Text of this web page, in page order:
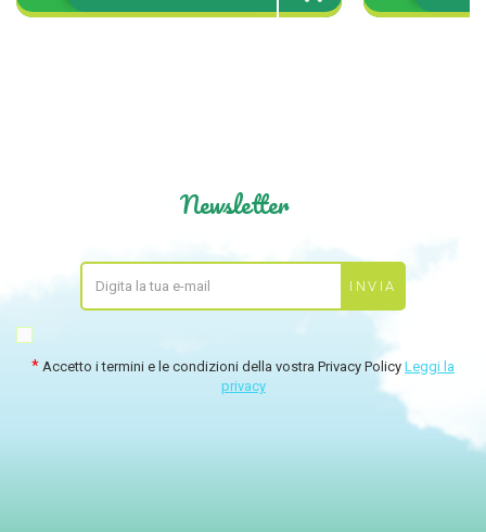
Newsletter
Accetto i termini e le condizioni della vostra Privacy Policy Leggi la
privacy